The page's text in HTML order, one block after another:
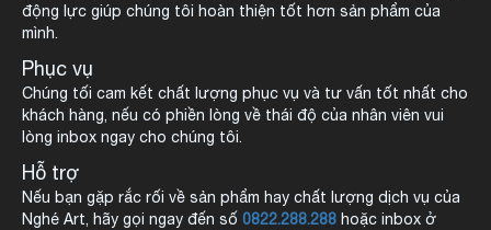
động lực giúp chúng tôi hoàn thiện tốt hơn sản phẩm của
mình.
Phục vụ
Chúng tối cam kết chất lượng phục vụ và tư vấn tốt nhất cho
khách hàng, nếu có phiền lòng về thái độ của nhân viên vui
lòng inbox ngay cho chúng tôi.
Hỗ trợ
Nếu bạn gặp rắc rối về sản phẩm hay chất lượng dịch vụ của
Nghé Art, hãy gọi ngay đến số 0822.288.288 hoặc inbox ở